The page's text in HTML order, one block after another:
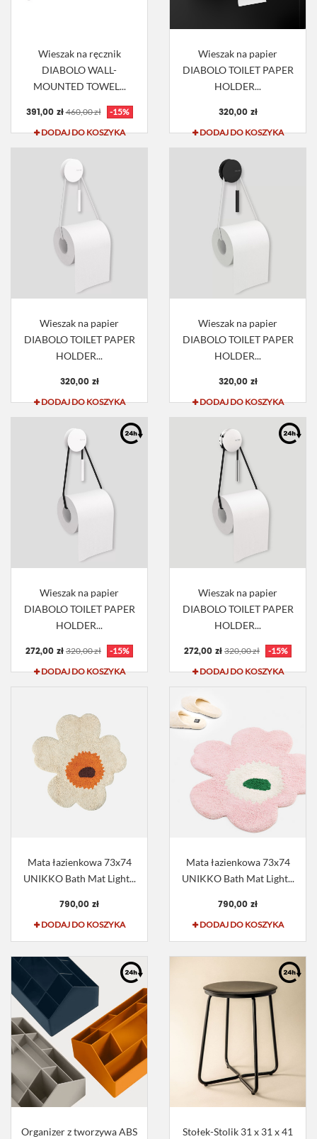
Wieszak na ręcznik
DIABOLO WALL-
MOUNTED TOWEL...
391,00 zł 460,00 zł
-15%
DODAJ DO KOSZYKA
Wieszak na papier
DIABOLO TOILET PAPER
HOLDER...
320,00 zł
DODAJ DO KOSZYKA
Wieszak na papier
DIABOLO TOILET PAPER
HOLDER...
320,00 zł
DODAJ DO KOSZYKA
Wieszak na papier
DIABOLO TOILET PAPER
HOLDER...
320,00 zł
DODAJ DO KOSZYKA
Wieszak na papier
DIABOLO TOILET PAPER
HOLDER...
272,00 zł 320,00 zł
-15%
DODAJ DO KOSZYKA
Wieszak na papier
DIABOLO TOILET PAPER
HOLDER...
272,00 zł 320,00 zł
-15%
DODAJ DO KOSZYKA
Mata łazienkowa 73x74
UNIKKO Bath Mat Light...
790,00 zł
DODAJ DO KOSZYKA
Mata łazienkowa 73x74
UNIKKO Bath Mat Light...
790,00 zł
DODAJ DO KOSZYKA
Organizer z tworzywa ABS
Stołek-Stolik 31 x 31 x 41